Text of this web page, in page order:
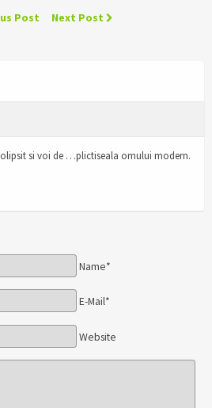
Post Next Post
si voi de …plictiseala omului modern.
Name*
E-Mail*
Website